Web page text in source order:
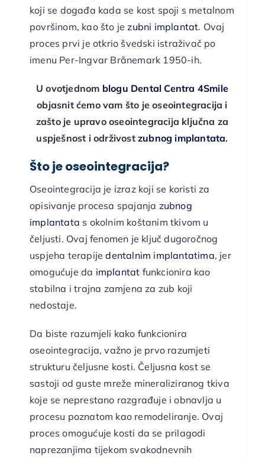
koji se događa kada se kost spoji s metalnom
površinom, kao što jezubni implantat. Ovaj
proces prvi je otkrio švedski istraživač po
imenu Per-Ingvar Brånemark 1950-ih.
U ovotjednom blogu Dental Centra 4Smile
objasnit ćemo vam što je oseointegracija i
zašto je upravo oseointegracija ključna za
uspješnost i održivost zubnog implantata.
Što je oseointegracija?
Oseointegracija je izraz koji se koristi za
opisivanje procesa spajanja zubnog
implantata s okolnim koštanim tkivom u
čeljusti. Ovaj fenomen je ključ dugoročnog
uspjeha terapijedentalnim implantatima, jer
omogućuje da implantat funkcionira kao
stabilna i trajna zamjena za zub koji
nedostaje.
Da biste razumjeli kako funkcionira
oseointegracija, važno je prvo razumjeti
strukturu čeljusne kosti. Čeljusna kost se
sastoji od guste mreže mineraliziranog tkiva
koje se neprestano razgrađuje i obnavlja u
procesu poznatom kao remodeliranje. Ovaj
proces omogućuje kosti da se prilagodi
naprezanjima tijekom svakodnevnih